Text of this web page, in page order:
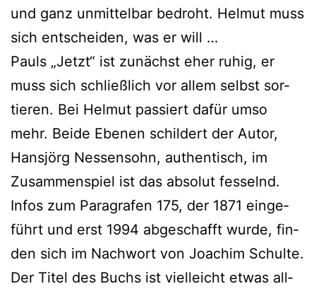
und ganz unmit­tel­bar bedroht. Helmut muss
sich ent­schei­den, was er will …
Pauls „Jetzt“ ist zunächst eher ruhig, er
muss sich schließ­lich vor allem selbst sor­
tie­ren. Bei Helmut pas­siert dafür umso
mehr. Beide Ebenen schil­dert der Autor,
Hansjörg Nessensohn, authen­tisch, im
Zusammenspiel ist das abso­lut fes­selnd.
Infos zum Paragrafen 175, der 1871 ein­ge­
führt und erst 1994 abge­schafft wur­de, fin­
den sich im Nachwort von Joachim Schulte.
Der Titel des Buchs ist viel­leicht etwas all­